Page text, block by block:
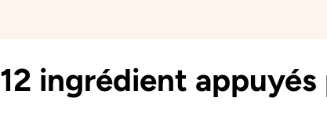
12 ingrédient